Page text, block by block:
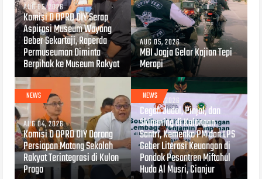
AUG 05, 2026
Komisi D DPRD DIY Serap
Aspirasi Museum Wayang
Beber Sekartaji, Raperda
Permuseuman Diminta
Berpihak ke Museum Rakyat
AUG 05, 2026
MBI Jogja Gelar Kajian Tepi
Merapi
NEWS
AUG 04, 2026
Komisi D DPRD DIY Dorong
Persiapan Matang Sekolah
Rakyat Terintegrasi di Kulon
Progo
NEWS
AUG 04, 2026
Cegah Judol, Pinjol, dan
Skimming di Kalangan
Santri, Kemenko PM dan LPS
Geber Literasi Keuangan di
Pondok Pesantren Miftahul
Huda Al Musri, Cianjur